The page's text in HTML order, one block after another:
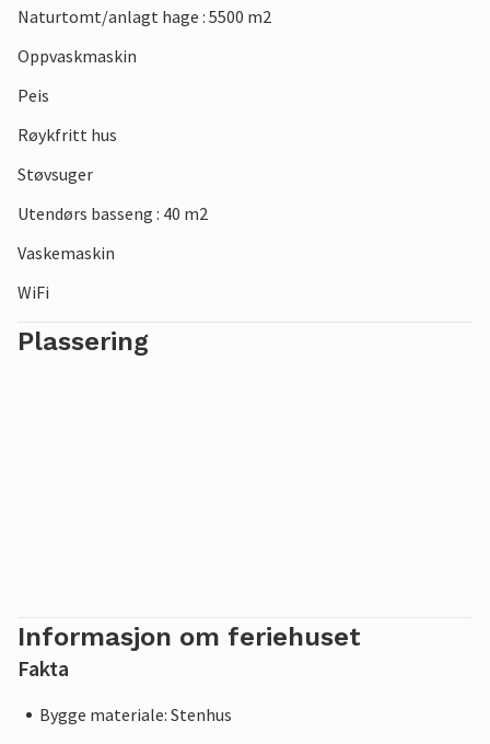
Naturtomt/anlagt hage : 5500 m2
Oppvaskmaskin
Peis
Røykfritt hus
Støvsuger
Utendørs basseng : 40 m2
Vaskemaskin
WiFi
Plassering
Informasjon om feriehuset
Fakta
Bygge materiale: Stenhus